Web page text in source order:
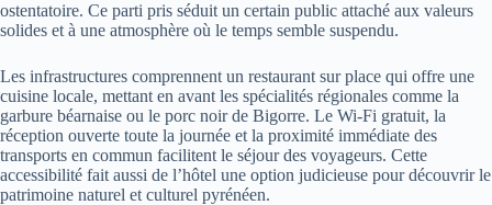
ostentatoire. Ce parti pris séduit un certain public attaché aux valeurs
solides et à une atmosphère où le temps semble suspendu.
Les infrastructures comprennent un restaurant sur place qui offre une
cuisine locale, mettant en avant les spécialités régionales comme la
garbure béarnaise ou le porc noir de Bigorre. Le Wi-Fi gratuit, la
réception ouverte toute la journée et la proximité immédiate des
transports en commun facilitent le séjour des voyageurs. Cette
accessibilité fait aussi de l’hôtel une option judicieuse pour découvrir le
patrimoine naturel et culturel pyrénéen.